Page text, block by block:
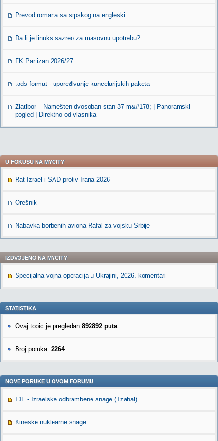
Prevod romana sa srpskog na engleski
Da li je linuks sazreo za masovnu upotrebu?
FK Partizan 2026/27.
.ods format - upoređivanje kancelarijskih paketa
Zlatibor – Namešten dvosoban stan 37 m&#178; | Panoramski
pogled | Direktno od vlasnika
U FOKUSU NA MYCITY
Rat Izrael i SAD protiv Irana 2026
Orešnik
Nabavka borbenih aviona Rafal za vojsku Srbije
IZDVOJENO NA MYCITY
Specijalna vojna operacija u Ukrajini, 2026. komentari
STATISTIKA
Ovaj topic je pregledan 892892 puta
Broj poruka: 2264
NOVE PORUKE U OVOM FORUMU
IDF - Izraelske odbrambene snage (Tzahal)
Kineske nuklearne snage